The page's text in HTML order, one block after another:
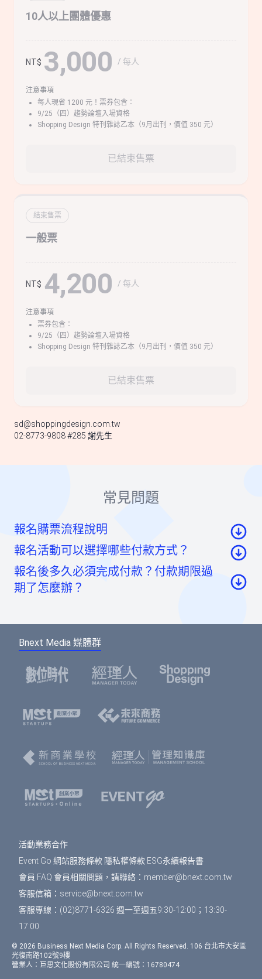
10人以上團體優惠
NT$ 3,000 / 每人
注意事項
每人現省 1200 元！票券包含：
9/25（四）趨勢論壇入場資格
Shopping Design 特刊雜誌乙本（9月出刊，價值 350 元）
已結束售票
結束售票
一般票
NT$ 4,200 / 每人
注意事項
票券包含：
9/25（四）趨勢論壇入場資格
Shopping Design 特刊雜誌乙本（9月出刊，價值 350 元）
已結束售票
sd@shoppingdesign.com.tw
02-8773-9808 #285 謝先生
常見問題
報名購票流程說明
至活動頁面點選「我要報名」按鈕後，至票券資
訊頁點選「請先登入」按鈕。
入。（若您尚未成為BNEXTMEDIA會員，請點選
下方的註冊按鈕，即可註冊會員帳號。）
選擇您欲報名的票種及張數後，點選「確認」按
鈕。
名表單中，加速您的報名流程。
寫每個人的資料，或只填寫一位代表人資料。若
完成後，點選「確認」按鈕。
付費活動
「確認」會到訂單預覽頁，確認訂單資訊無誤之
後，按下「確認」即完成報名。
報名完成後，您將在您登入會員時所用的email信
箱中，收到系統發送的報名完成通知信。
報名活動可以選擇哪些付款方式？
信用卡：頁面將轉至綠界科技頁面線上刷卡
款成功。
報名後多久必須完成付款？付款期限過
期了怎麼辦？
費用，系統無法為您保留席次，要參加活動請重新
Bnext Media 媒體群
活動業務合作
Event Go 網站服務條款 隱私權條款 ESG永續報告書
會員 FAQ 會員相關問題，請聯絡： member@bnext.com.tw
客服信箱： service@bnext.com.tw
客服專線：(02)8771-6326 週一至週五9:30-12:00；13:30-
17:00
© 2026 Business Next Media Corp. All Rights Reserved. 106 台北市大安區
光復南路102號9樓
營業人：巨思文化股份有限公司 統一編號：16780474